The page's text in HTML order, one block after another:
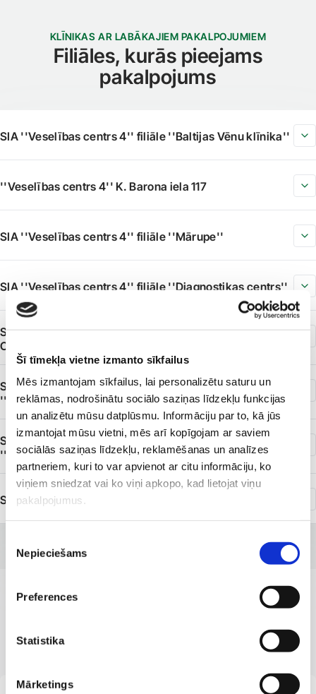
Šī tīmekļa vietne izmanto sīkfailus
Mēs izmantojam sīkfailus, lai personalizētu saturu un
reklāmas, nodrošinātu sociālo saziņas līdzekļu funkcijas
un analizētu mūsu datplūsmu. Informāciju par to, kā jūs
izmantojat mūsu vietni, mēs arī kopīgojam ar saviem
sociālās saziņas līdzekļu, reklamēšanas un analīzes
partneriem, kuri to var apvienot ar citu informāciju, ko
viņiem sniedzat vai ko viņi apkopo, kad lietojat viņu
pakalpojumus.
izvēle
Nepieciešams
Preferences
Statistika
Mārketings
KLĪNIKAS AR LABĀKAJIEM PAKALPOJUMIEM
Filiāles, kurās pieejams
pakalpojums
SIA ''Veselības centrs 4'' filiāle ''Baltijas Vēnu klīnika''
''Veselības centrs 4'' K. Barona iela 117
SIA ''Veselības centrs 4'' filiāle ''Mārupe''
SIA ''Veselības centrs 4'' filiāle ''Diagnostikas centrs''
SIA ''Veselības centrs 4'' grupas uzņēmums ''Capital
Clinic Riga''
SIA ''Veselības centrs 4'' grupas uzņēmums
''Pārventas klīnika''
SIA ''Veselības centrs 4'' grupas uzņēmums
''Privātklīnika ''Ģimenes veselība''''
SIA ''Veselības centrs 4'' filiāle ''Anti-Aging Institute''
Profesionāli un kvalificēti